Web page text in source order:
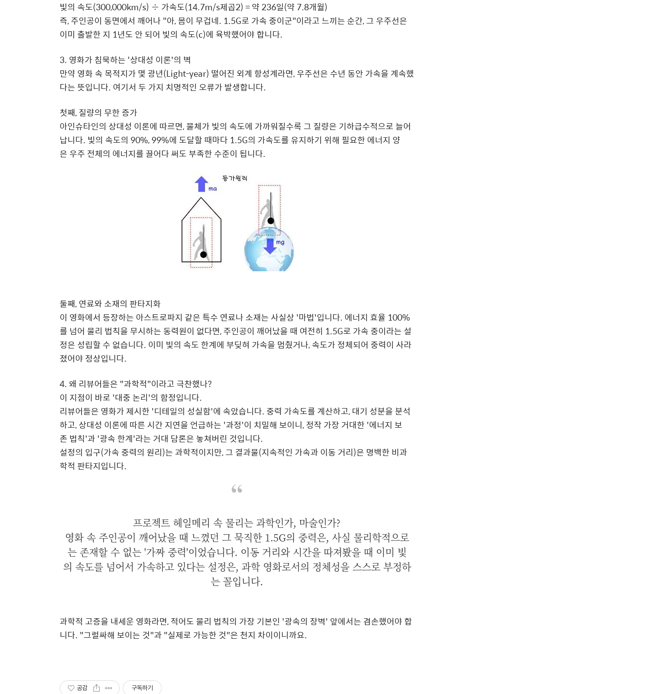
빛의 속도(300,000km/s) ÷ 가속도(14.7m/s제곱2) = 약 236일(약 7.8개월)
즉, 주인공이 동면에서 깨어나 "아, 몸이 무겁네. 1.5G로 가속 중이군"이라고 느끼는 순간, 그 우주선은
이미 출발한 지 1년도 안 되어 빛의 속도(c)에 육박했어야 합니다.
3. 영화가 침묵하는 '상대성 이론'의 벽
만약 영화 속 목적지가 몇 광년(Light-year) 떨어진 외계 항성계라면, 우주선은 수년 동안 가속을 계속했
다는 뜻입니다. 여기서 두 가지 치명적인 오류가 발생합니다.
첫째, 질량의 무한 증가
아인슈타인의 상대성 이론에 따르면, 물체가 빛의 속도에 가까워질수록 그 질량은 기하급수적으로 늘어
납니다. 빛의 속도의 90%, 99%에 도달할 때마다 1.5G의 가속도를 유지하기 위해 필요한 에너지 양
은 우주 전체의 에너지를 끌어다 써도 부족한 수준이 됩니다.
둘째, 연료와 소재의 판타지화
이 영화에서 등장하는 아스트로파지 같은 특수 연료나 소재는 사실상 '마법'입니다. 에너지 효율 100%
를 넘어 물리 법칙을 무시하는 동력원이 없다면, 주인공이 깨어났을 때 여전히 1.5G로 가속 중이라는 설
정은 성립할 수 없습니다. 이미 빛의 속도 한계에 부딪혀 가속을 멈췄거나, 속도가 정체되어 중력이 사라
졌어야 정상입니다.
4. 왜 리뷰어들은 "과학적"이라고 극찬했나?
이 지점이 바로 '대중 논리'의 함정입니다.
리뷰어들은 영화가 제시한 '디테일의 성실함'에 속았습니다. 중력 가속도를 계산하고, 대기 성분을 분석
하고, 상대성 이론에 따른 시간 지연을 언급하는 '과정'이 치밀해 보이니, 정작 가장 거대한 '에너지 보
존 법칙'과 '광속 한계'라는 거대 담론은 놓쳐버린 것입니다.
설정의 입구(가속 중력의 원리)는 과학적이지만, 그 결과물(지속적인 가속과 이동 거리)은 명백한 비과
학적 판타지입니다.
프로젝트 헤일메리 속 물리는 과학인가, 마술인가?
영화 속 주인공이 깨어났을 때 느꼈던 그 묵직한 1.5G의 중력은, 사실 물리학적으로
는 존재할 수 없는 '가짜 중력'이었습니다. 이동 거리와 시간을 따져봤을 때 이미 빛
의 속도를 넘어서 가속하고 있다는 설정은, 과학 영화로서의 정체성을 스스로 부정하
는 꼴입니다.
과학적 고증을 내세운 영화라면, 적어도 물리 법칙의 가장 기본인 '광속의 장벽' 앞에서는 겸손했어야 합
니다. "그럴싸해 보이는 것"과 "실제로 가능한 것"은 천지 차이이니까요.
공감 구독하기